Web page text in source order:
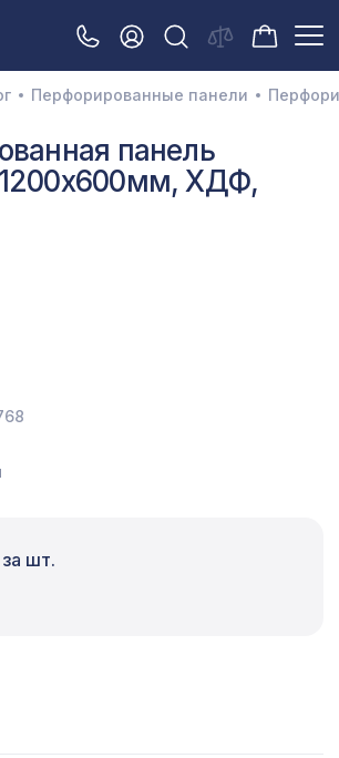
панели
балки и брус
арки
Перфорированные панели
панель
ХДФ,
шт.